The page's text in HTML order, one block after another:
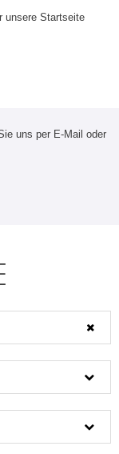
unsere Startseite
uns per E-Mail oder